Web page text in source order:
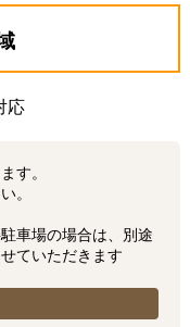
す。
。
車場の場合は、別途
ていただきます